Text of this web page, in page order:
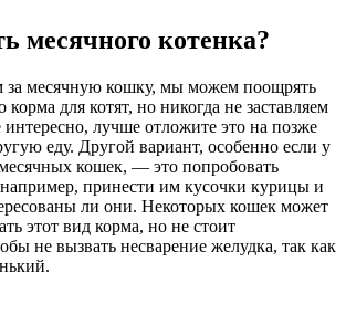
месячного котенка?
за месячную кошку, мы можем поощрять
для котят, но никогда не заставляем
лучше отложите это на позже
еду. Другой вариант, особенно если у
кошек, — это попробовать
принести им кусочки курицы и
ли они. Некоторых кошек может
этот вид корма, но не стоит
не вызвать несварение желудка, так как